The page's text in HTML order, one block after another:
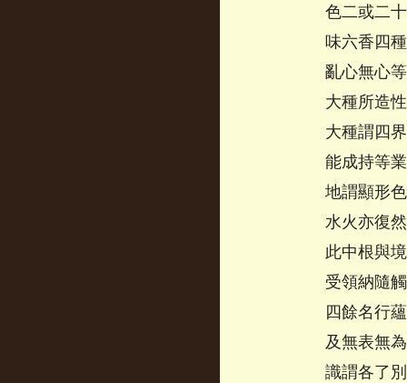
色二或二
味六香四
亂心無心
大種所造
大種謂四
能成持等
地謂顯形
水火亦復
此中根與
受領納隨
四餘名行
及無表無
識謂各了